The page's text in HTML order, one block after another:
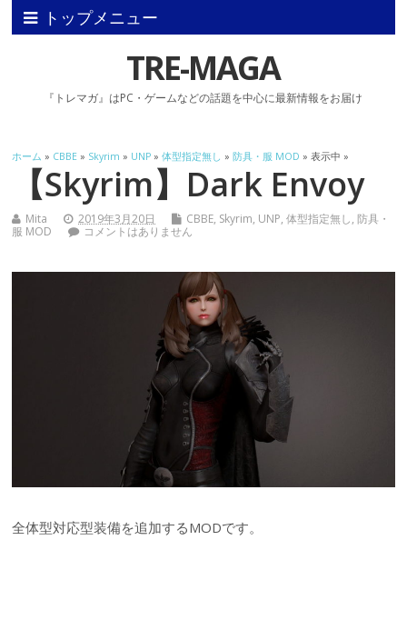
トップメニュー
TRE-MAGA
『トレマガ』はPC・ゲームなどの話題を中心に最新情報をお届け
ホーム » CBBE » Skyrim » UNP »体型指定無し »防具・服 MOD » 表示中 »
【Skyrim】Dark Envoy
Mita 2019年3月20日 CBBE, Skyrim, UNP,体型指定無し,防具・
服 MOD
コメントはありません
全体型対応型装備を追加するMODです。